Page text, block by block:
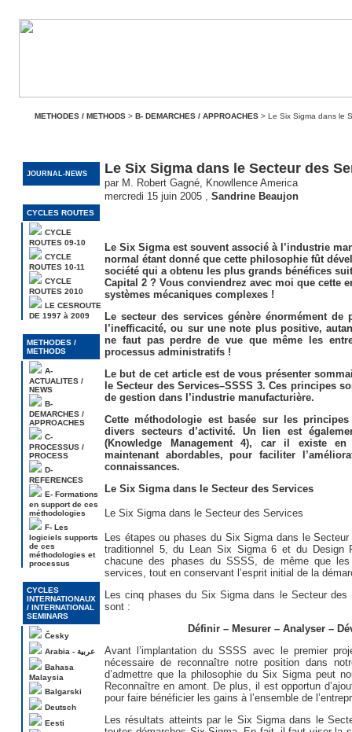
METHODES / METHODS > B- DEMARCHES / APPROACHES > Le Six Sigma dans le
JOURNAL-NEWS
CYCLES ROUTES
CYCLE
ROUTES 09-10
CYCLE
ROUTES 10-11
CYCLE
ROUTES 2010
LE CESROUTE
DE 1997 à 2009
METHODES /
METHODS
A-
ACTUALITES /
NEWS
B-
DEMARCHES /
APPROACHES
C-
PROCESSUS /
PROCESS
D-
REFERENCES
E- Formations
en support de ces
méthodologies
F- Les
logiciels supports
de ces
méthodologies et
processus
CYCLES
INTERNATIONAUX
/ INTERNATIONAL
SEMINARS
Česky
Arabia - عربية
Bahasa
Malaysia
Balgarski
Deutsch
Eesti
Le Six Sigma dans le Secteur des
par M. Robert Gagné, Knowllence America
mercredi 15 juin 2005 , Sandrine Beaujon
Le Six Sigma est souvent associé à l’industrie
normal étant donné que cette philosophie fût
société qui a obtenu les plus grands bénéfices
Capital 2 ? Vous conviendrez avec moi que cette
systèmes mécaniques complexes !
Le secteur des services génère énormément
l’inefficacité, ou sur une note plus positive,
ne faut pas perdre de vue que même les
processus administratifs !
Le but de cet article est de vous présenter
le Secteur des Services–SSSS 3. Ces principes
de gestion dans l’industrie manufacturière.
Cette méthodologie est basée sur les
divers secteurs d’activité. Un lien est
(Knowledge Management 4), car il existe
maintenant abordables, pour faciliter
connaissances.
Le Six Sigma dans le Secteur des Services
Le Six Sigma dans le Secteur des Services
Les étapes ou phases du Six Sigma dans le
traditionnel 5, du Lean Six Sigma 6 et du
chacune des phases du SSSS, de même que
services, tout en conservant l’esprit initial de la
Les cinq phases du Six Sigma dans le Secteur
sont :
Définir – Mesurer – Analyser –
Avant l’implantation du SSSS avec le premier
nécessaire de reconnaître notre position dans
d’admettre que la philosophie du Six Sigma peut
Reconnaître en amont. De plus, il est opportun
pour faire bénéficier les gains à l’ensemble de
Les résultats atteints par le Six Sigma dans le